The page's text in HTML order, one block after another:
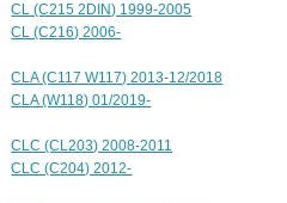
CL (C215 2DIN) 1999-2005
CL (C216) 2006-
CLA (C117 W117) 2013-12/2018
CLA (W118) 01/2019-
CLC (CL203) 2008-2011
CLC (C204) 2012-